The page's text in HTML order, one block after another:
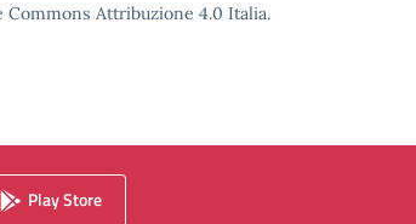
Commons Attribuzione 4.0 Italia.
Play Store